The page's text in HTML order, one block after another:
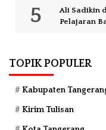
Ali Sadikin
Pelajaran
TOPIK POPULER
Kabupaten
Kirim Tulisan